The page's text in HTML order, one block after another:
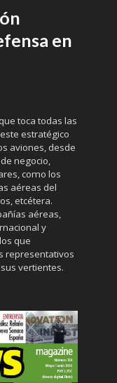
en
toca todas las
estratégico
aviones, desde
negocio,
como los
aéreas del
etcétera.
aéreas,
y
que
representativos
vertientes.